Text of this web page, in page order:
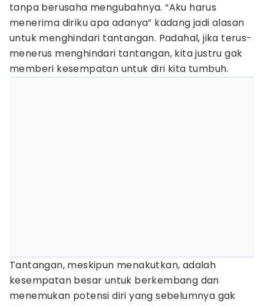
tanpa berusaha mengubahnya. “Aku harus
menerima diriku apa adanya” kadang jadi alasan
untuk menghindari tantangan. Padahal, jika terus-
menerus menghindari tantangan, kita justru gak
memberi kesempatan untuk diri kita tumbuh.
Tantangan, meskipun menakutkan, adalah
kesempatan besar untuk berkembang dan
menemukan potensi diri yang sebelumnya gak